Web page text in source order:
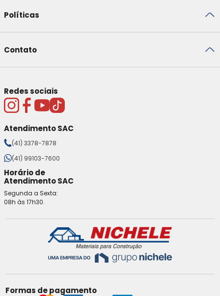
Políticas
Contato
Redes sociais
Atendimento SAC
(41) 3378-7878
(41) 99103-7600
Horário de
Atendimento SAC
Segunda a Sexta:
08h às 17h30.
Formas de pagamento